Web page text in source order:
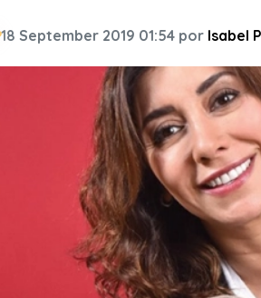
18 September 2019 01:54 por Isabel